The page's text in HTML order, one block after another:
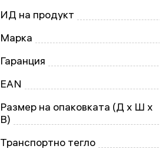
ИД на продукт
Марка
Гаранция
EAN
Размер на опаковката (Д x Ш x
В)
Транспортно тегло